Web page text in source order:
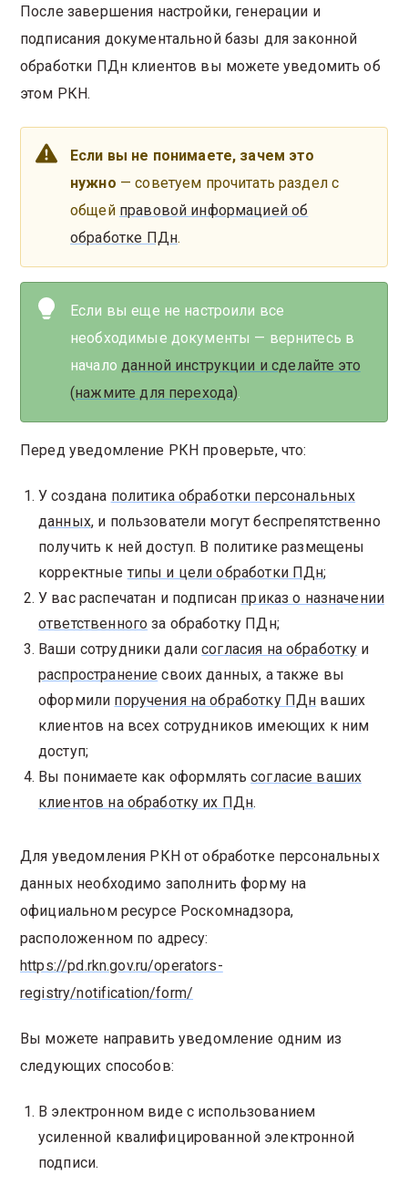
После завершения настройки, генерации и
подписания документальной базы для законной
обработки ПДн клиентов вы можете уведомить об
этом РКН.
Если вы не понимаете, зачем это
нужно — советуем прочитать раздел с
общей правовой информацией об
обработке ПДн.
Если вы еще не настроили все
необходимые документы — вернитесь в
начало данной инструкции и сделайте это
(нажмите для перехода)
Перед уведомление РКН проверьте, что:
У создана политика обработки персональных
данных, и пользователи могут беспрепятственно
получить к ней доступ. В политике размещены
корректные типы и цели обработки ПДн;
У вас распечатан и подписан приказ о назначении
ответственного за обработку ПДн;
Ваши сотрудники далисогласия на обработку и
распространение своих данных, а также вы
оформили поручения на обработку ПДн ваших
клиентов на всех сотрудников имеющих к ним
доступ;
Вы понимаете как оформлятьсогласие ваших
клиентов на обработку их ПДн.
Для уведомления РКН от обработке персональных
данных необходимо заполнить форму на
официальном ресурсе Роскомнадзора,
расположенном по адресу:
https://pd.rkn.gov.ru/operators-
registry/notification/form/
Вы можете направить уведомление одним из
следующих способов:
В электронном виде с использованием
усиленной квалифицированной электронной
подписи.